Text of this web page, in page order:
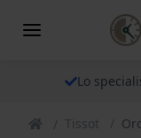
Lo
Tissot